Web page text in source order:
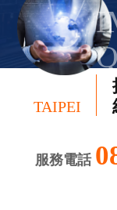
TAIPEI
服務電話